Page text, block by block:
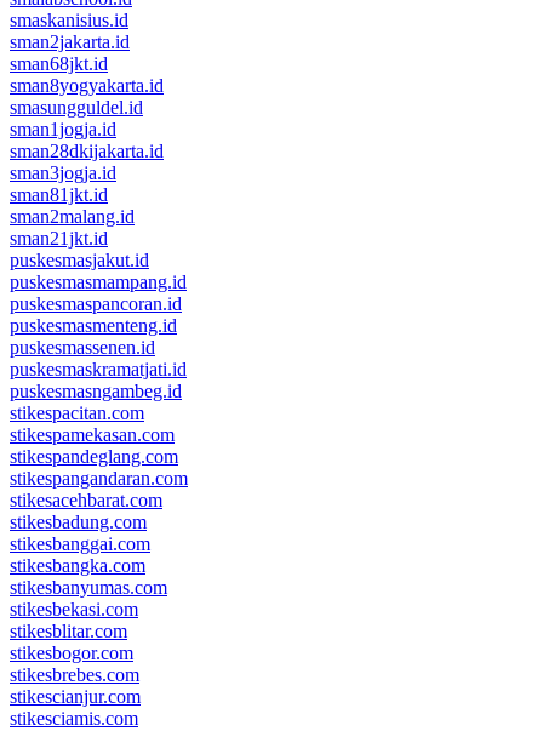
smaskanisius.id
sman2jakarta.id
sman68jkt.id
sman8yogyakarta.id
smasungguldel.id
sman1jogja.id
sman28dkijakarta.id
sman3jogja.id
sman81jkt.id
sman2malang.id
sman21jkt.id
puskesmasjakut.id
puskesmasmampang.id
puskesmaspancoran.id
puskesmasmenteng.id
puskesmassenen.id
puskesmaskramatjati.id
puskesmasngambeg.id
stikespacitan.com
stikespamekasan.com
stikespandeglang.com
stikespangandaran.com
stikesacehbarat.com
stikesbadung.com
stikesbanggai.com
stikesbangka.com
stikesbanyumas.com
stikesbekasi.com
stikesblitar.com
stikesbogor.com
stikesbrebes.com
stikescianjur.com
stikesciamis.com